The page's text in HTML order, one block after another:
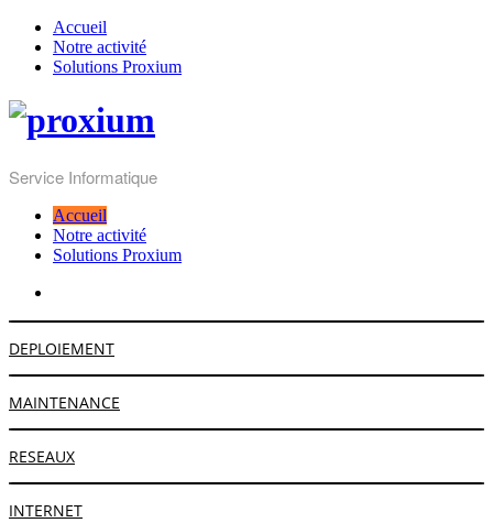
Accueil
Notre activité
Solutions Proxium
Service Informatique
Accueil
Notre activité
Solutions Proxium
DEPLOIEMENT
MAINTENANCE
RESEAUX
INTERNET